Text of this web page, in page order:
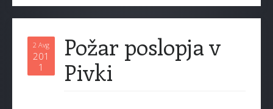
2 Avg
201
1
Požar poslopja v
Pivki